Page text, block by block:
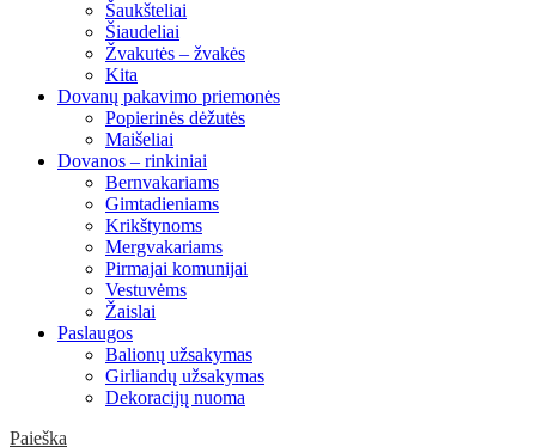
Šaukšteliai
Šiaudeliai
Žvakutės – žvakės
Kita
Dovanų pakavimo priemonės
Popierinės dėžutės
Maišeliai
Dovanos – rinkiniai
Bernvakariams
Gimtadieniams
Krikštynoms
Mergvakariams
Pirmajai komunijai
Vestuvėms
Žaislai
Paslaugos
Balionų užsakymas
Girliandų užsakymas
Dekoracijų nuoma
Paieška